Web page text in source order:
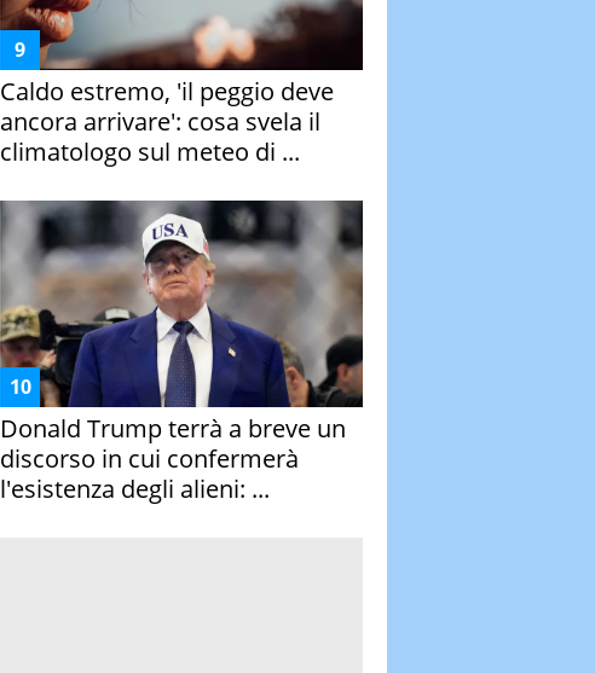
Caldo estremo, 'il peggio deve
ancora arrivare': cosa svela il
climatologo sul meteo di ...
Donald Trump terrà a breve un
discorso in cui confermerà
l'esistenza degli alieni: ...